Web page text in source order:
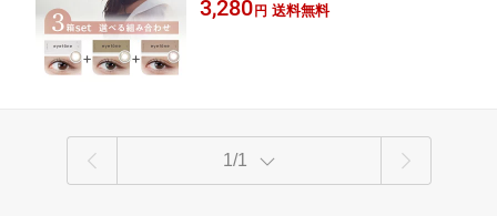
い捨て / カラーコンタクト / 川口春奈）
3,280 円 送料無料
1/1